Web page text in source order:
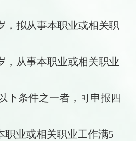
，拟从事本职业或相关职
，从事本职业或相关职业
下条件之一者，可申报四
职业或相关职业工作满5